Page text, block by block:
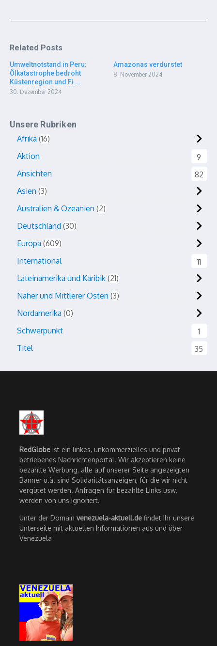
Related Posts
Umweltnotstand in Peru:
Ölkatastrophe bedroht
Küstenregion und Fi ...
30. Dezember 2024
Amazonas verdurstet
8. November 2024
Unsere Rubriken
Afrika 16
Aktion
9
Ansichten
82
Asien 3
Australien & Ozeanien 2
Deutschland 30
Europa 609
International
11
Lateinamerika und Karibik 21
Naher und Mittlerer Osten 3
Nordamerika 0
Schwerpunkt
1
Titel
35
RedGlobe ist ein linkes, unkommerzielles und privat
betriebenes Nachrichtenportal. Wir akzeptieren keine
bezahlte Werbung, alle auf unserer Seite angezeigten
Banner u.ä. sind Solidaritätsanzeigen, für die wir nicht
vergütet werden. Anfragen für bezahlte Links usw.
werden von uns ignoriert.
Unter der Domain venezuela-aktuell.de findet Ihr unsere
Unterseite mit aktuellen Informationen aus und über
Venezuela